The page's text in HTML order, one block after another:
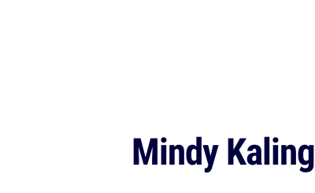
Mindy Kaling